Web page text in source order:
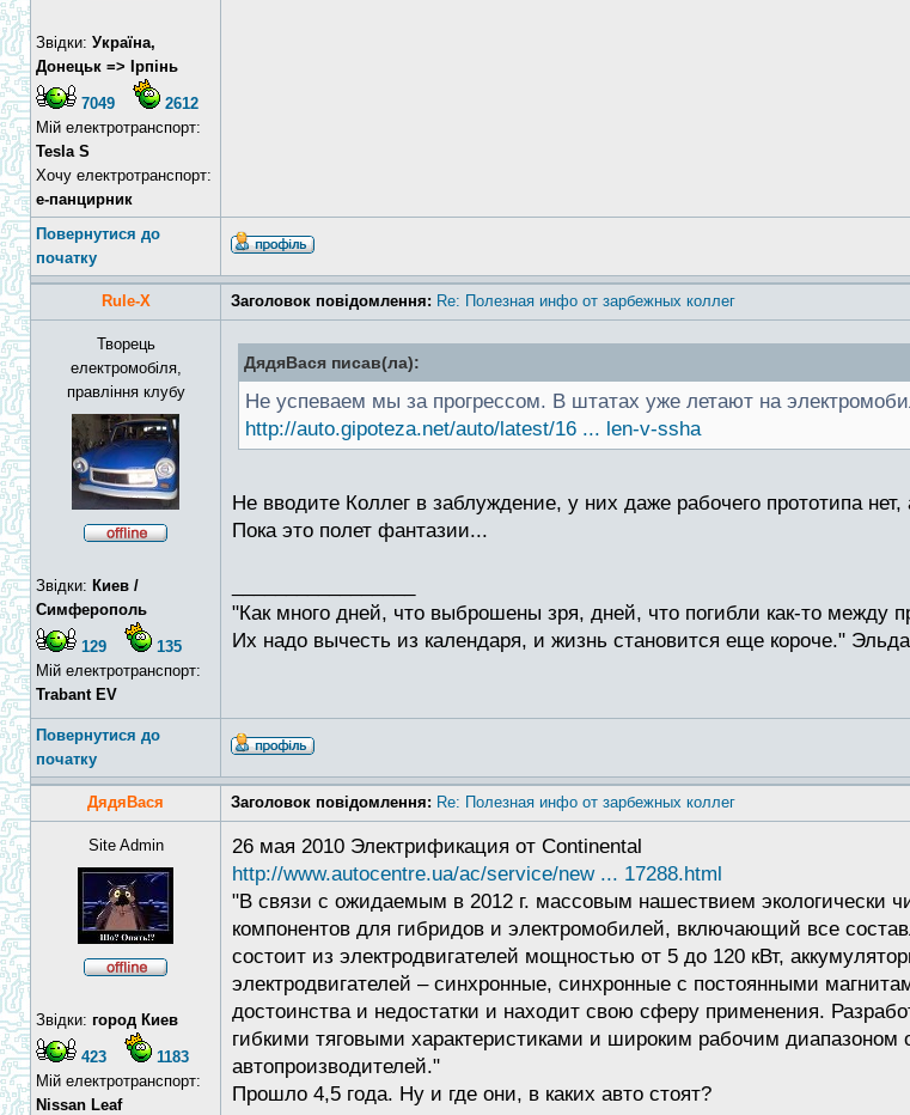
Звідки: Україна,
Донецьк => Ірпінь
7049
2612
Мій електротранспорт:
Tesla S
Хочу електротранспорт:
е-панцирник
Повернутися до
початку
Rule-X Заголовок повідомлення: Re: Полезная инфо от зарбежных коллег
Творець
електромобіля,
правління клубу
Звідки: Киев /
Симферополь
129
135
Мій електротранспорт:
Trabant EV
ДядяВася писав(ла):
Не успеваем мы за прогрессом. В штатах уже летают на
http://auto.gipoteza.net/auto/latest/16 ... len-v-ssha
Не вводите Коллег в заблуждение, у них даже рабочего прототипа
Пока это полет фантазии...
"Как много дней, что выброшены зря, дней, что погибли как-то между
Их надо вычесть из календаря, и жизнь становится еще короче."
Повернутися до
початку
ДядяВася Заголовок повідомлення: Re: Полезная инфо от зарбежных коллег
Site Admin
Звідки: город Киев
423
1183
Мій електротранспорт:
Nissan Leaf
26 мая 2010 Электрификация от Continental
http://www.autocentre.ua/ac/service/new ... 17288.html
"В связи с ожидаемым в 2012 г. массовым нашествием экологически
компонентов для гибридов и электромобилей, включающий все
состоит из электродвигателей мощностью от 5 до 120 кВт,
электродвигателей – синхронные, синхронные с постоянными
достоинства и недостатки и находит свою сферу применения.
гибкими тяговыми характеристиками и широким рабочим диапазоном
автопроизводителей."
Прошло 4,5 года. Ну и где они, в каких авто стоят?